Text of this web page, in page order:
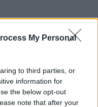
My Personal
to third parties, or
information for
the below opt-out
note that after your